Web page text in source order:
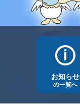
お知らせ
の一覧へ